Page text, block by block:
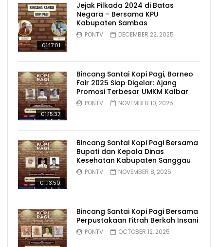
01:17:01
Jejak Pilkada 2024 di Batas
Negara – Bersama KPU
Kabupaten Sambas
PONTV DECEMBER 22, 2025
01:15:37
Bincang Santai Kopi Pagi, Borneo
Fair 2025 Siap Digelar: Ajang
Promosi Terbesar UMKM Kalbar
PONTV NOVEMBER 10, 2025
01:13:50
Bincang Santai Kopi Pagi Bersama
Bupati dan Kepala Dinas
Kesehatan Kabupaten Sanggau
PONTV NOVEMBER 8, 2025
Bincang Santai Kopi Pagi Bersama
Perpustakaan Fitrah Berkah Insani
PONTV OCTOBER 12, 2025